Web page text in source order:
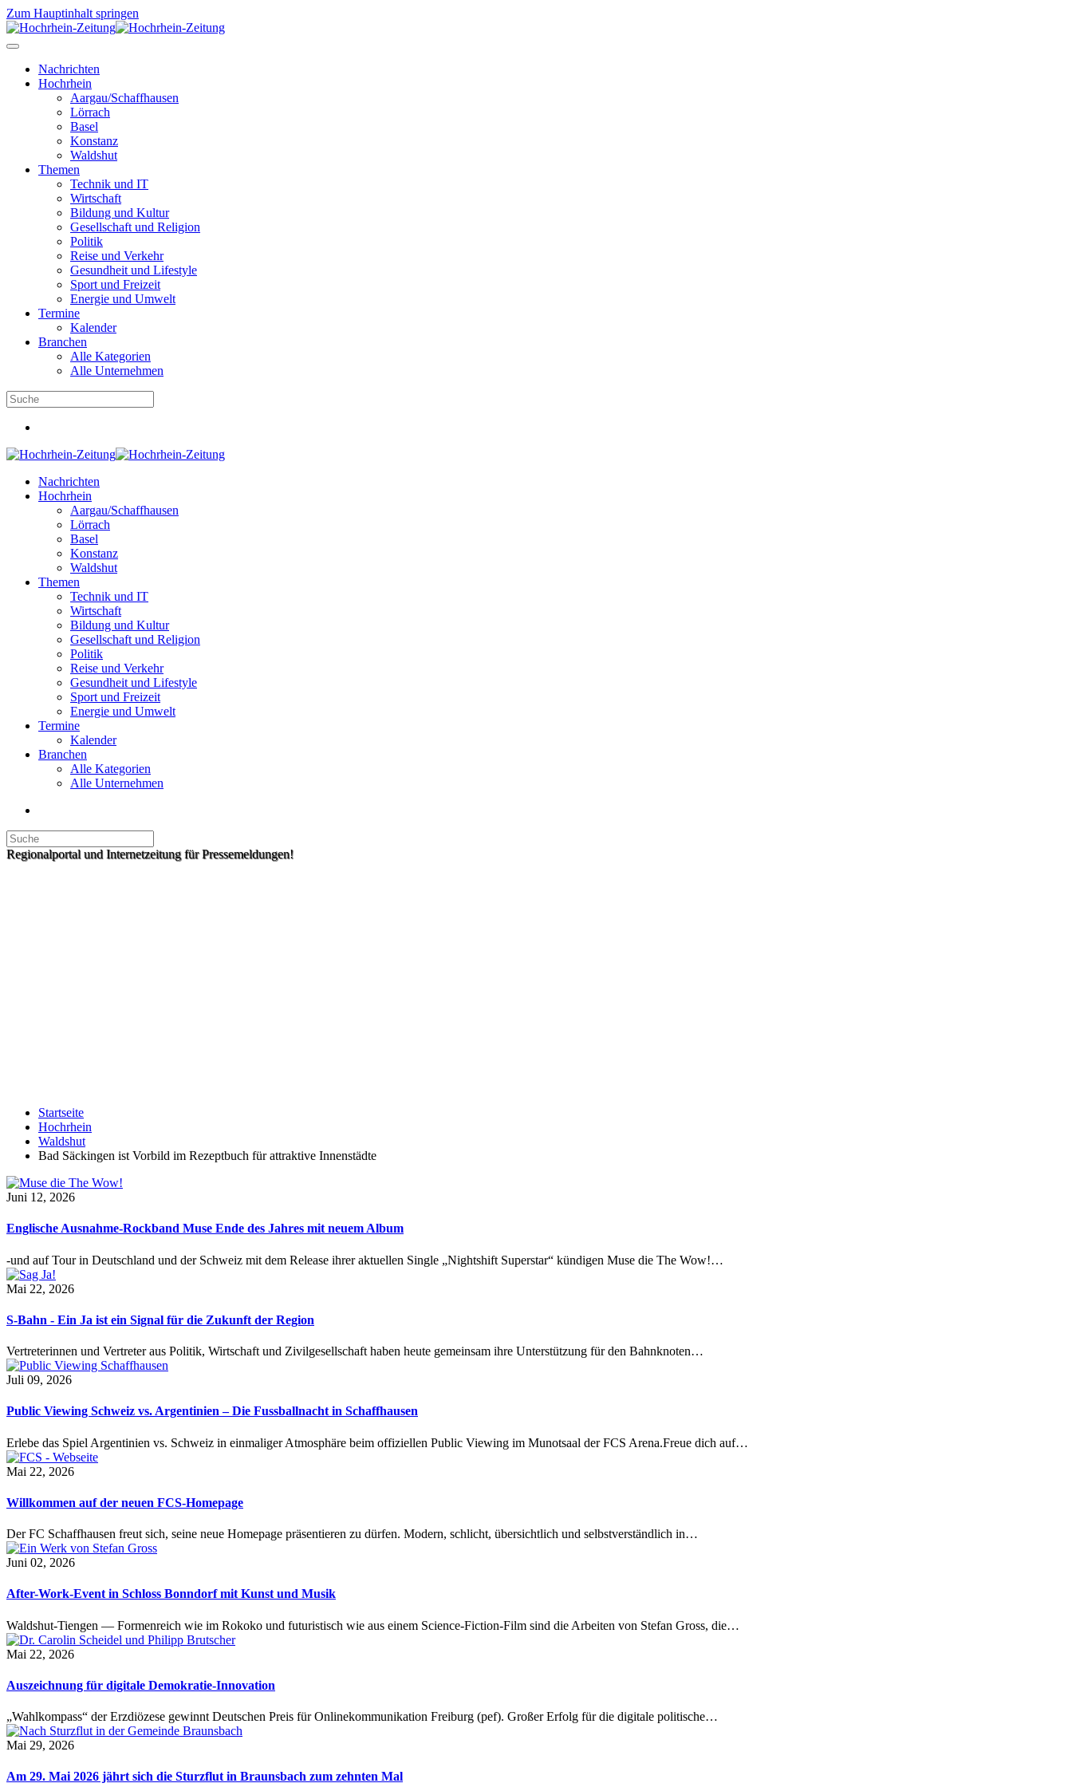
Zum Hauptinhalt springen
Nachrichten
Hochrhein
Aargau/Schaffhausen
Lörrach
Basel
Konstanz
Waldshut
Themen
Technik und IT
Wirtschaft
Bildung und Kultur
Gesellschaft und Religion
Politik
Reise und Verkehr
Gesundheit und Lifestyle
Sport und Freizeit
Energie und Umwelt
Termine
Kalender
Branchen
Alle Kategorien
Alle Unternehmen
Nachrichten
Hochrhein
Aargau/Schaffhausen
Lörrach
Basel
Konstanz
Waldshut
Themen
Technik und IT
Wirtschaft
Bildung und Kultur
Gesellschaft und Religion
Politik
Reise und Verkehr
Gesundheit und Lifestyle
Sport und Freizeit
Energie und Umwelt
Termine
Kalender
Branchen
Alle Kategorien
Alle Unternehmen
Regionalportal und Internetzeitung für Pressemeldungen!
Startseite
Hochrhein
Waldshut
Bad Säckingen ist Vorbild im Rezeptbuch für attraktive Innenstädte
Juni 12, 2026
Englische Ausnahme-Rockband Muse Ende des Jahres mit neuem Album
-und auf Tour in Deutschland und der Schweiz mit dem Release ihrer aktuellen Single „Nightshift Superstar“ kündigen Muse die The Wow!…
Mai 22, 2026
S-Bahn - Ein Ja ist ein Signal für die Zukunft der Region
Vertreterinnen und Vertreter aus Politik, Wirtschaft und Zivilgesellschaft haben heute gemeinsam ihre Unterstützung für den Bahnknoten…
Juli 09, 2026
Public Viewing Schweiz vs. Argentinien – Die Fussballnacht in Schaffhausen
Erlebe das Spiel Argentinien vs. Schweiz in einmaliger Atmosphäre beim offiziellen Public Viewing im Munotsaal der FCS Arena.Freue dich auf…
Mai 22, 2026
Willkommen auf der neuen FCS-Homepage
Der FC Schaffhausen freut sich, seine neue Homepage präsentieren zu dürfen. Modern, schlicht, übersichtlich und selbstverständlich in…
Juni 02, 2026
After-Work-Event in Schloss Bonndorf mit Kunst und Musik
Waldshut-Tiengen — Formenreich wie im Rokoko und futuristisch wie aus einem Science-Fiction-Film sind die Arbeiten von Stefan Gross, die…
Mai 22, 2026
Auszeichnung für digitale Demokratie-Innovation
„Wahlkompass“ der Erzdiözese gewinnt Deutschen Preis für Onlinekommunikation Freiburg (pef). Großer Erfolg für die digitale politische…
Mai 29, 2026
Am 29. Mai 2026 jährt sich die Sturzflut in Braunsbach zum zehnten Mal